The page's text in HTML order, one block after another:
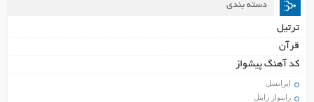
دسته بندی
ترتیل
قرآن
کد آهنگ پیشواز
ایرانسل
راینواز رایتل